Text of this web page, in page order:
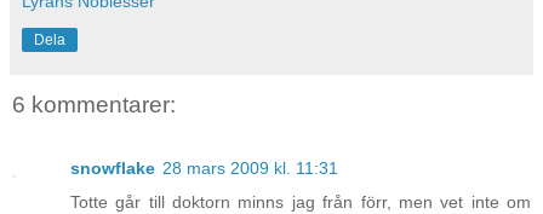
Dela
6 kommentarer:
snowflake 28 mars 2009 kl. 11:31
Totte går till doktorn minns jag från förr, men vet inte om